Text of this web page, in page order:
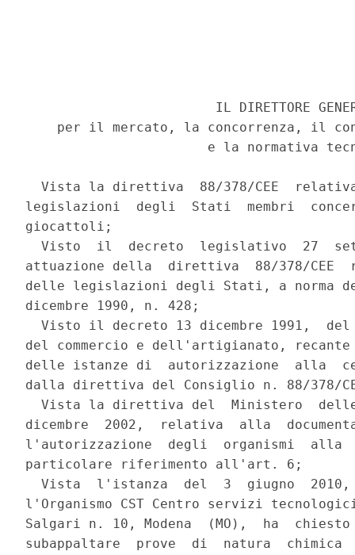
IL DIRETTORE
per il mercato, la concorrenza, il
e la normativa
Vista la direttiva  88/378/CEE
legislazioni  degli  Stati  membri
giocattoli;
Visto  il  decreto  legislativo  27
attuazione della  direttiva  88/378/CEE
delle legislazioni degli Stati, a norma
dicembre 1990, n. 428;
Visto il decreto 13 dicembre 1991,
del commercio e dell'artigianato,
delle istanze di  autorizzazione  alla
dalla direttiva del Consiglio n. 88/378/
Vista la direttiva del  Ministero
dicembre  2002,  relativa  alla
l'autorizzazione  degli  organismi  alla
particolare riferimento all'art. 6;
Vista  l'istanza  del  3  giugno
l'Organismo CST Centro servizi
Salgari n. 10, Modena  (MO),  ha
subappaltare  prove  di  natura